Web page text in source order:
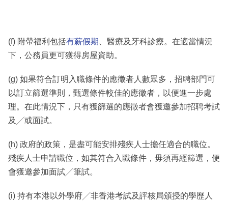
(f) 附帶福利包括有薪假期
、醫療及牙科診療。在適當情況
下，公務員更可獲得房屋資助。
(g) 如果符合訂明入職條件的應徵者人數眾多，招聘部門可
以訂立篩選準則，甄選條件較佳的應徵者，以便進一步處
理。在此情況下，只有獲篩選的應徵者會獲邀參加招聘考試
及╱或面試。
(h) 政府的政策，是盡可能安排殘疾人士擔任適合的職位。
殘疾人士申請職位，如其符合入職條件，毋須再經篩選，便
會獲邀參加面試╱筆試。
(i) 持有本港以外學府╱非香港考試及評核局頒授的學歷人